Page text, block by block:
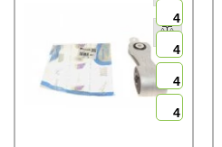
4
4
4
4